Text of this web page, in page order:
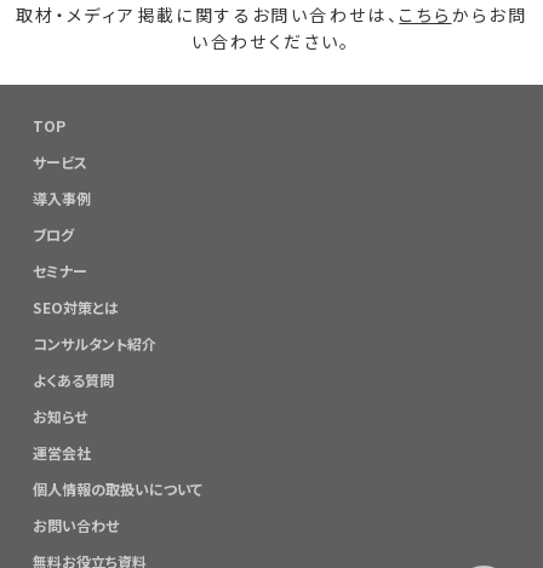
取材・メディア掲載に関するお問い合わせは、 こちら からお問
い合わせください。
TOP
サービス
導入事例
ブログ
セミナー
SEO対策とは
コンサルタント紹介
よくある質問
お知らせ
運営会社
個人情報の取扱いについて
お問い合わせ
無料お役立ち資料